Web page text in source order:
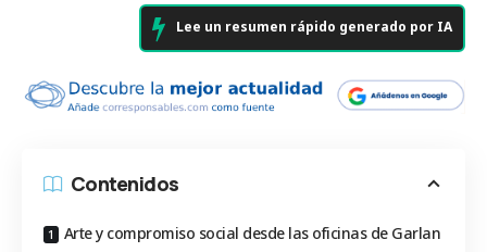
Lee un resumen rápido generado por IA
Contenidos
Arte y compromiso social desde las oficinas de Garlan